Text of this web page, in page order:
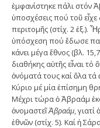
ἐμφανίστηκε πάλι στόν
ὑποσχέσεις πού τοῦ εἶχε
περιτομῆς (στίχ. 2 ἑξ.).
ὑπόσχεση πού ἔδωσε
κάνει μέγα ἔθνος (βλ.
διαθήκης αὐτῆς εἶναι
ὀνόματά τους καί ὅλα
Κύριο μέ μία ἐπίσημη
Μέχρι τώρα ὁ Ἀβραάμ
ὀνομαστεῖἈβραάμ,
ἐθνῶν (στίχ. 5). Καί ἡ